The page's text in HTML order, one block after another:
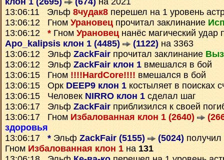
13:06:11 Эльф 8чудак8 перешел на 1 уровень
13:06:12 Гном Урановец прочитал заклинание
13:06:12 * Гном Урановец нанёс магический удар
Apo_kalipsis клон 1 (4485)
(1122) на 3363
13:06:12 Эльф ZackFair прочитал заклинание
13:06:12 Эльф ZackFair клон 1 вмешался в бой
13:06:15 Гном !!!!HardCore!!!! вмешался в бой
13:06:15 Орк DEEP9 клон 1 костыляет в поисках
13:06:15 Человек NIRRO клон 1 сделал шаг
13:06:17 Эльф ZackFair приблизился к своей
13:06:17 Гном Избалованная клон 1 (2640)
здоровья
13:06:17 * Эльф ZackFair (5155) (5024) получил
Гном Избалованная клон 1 на 131